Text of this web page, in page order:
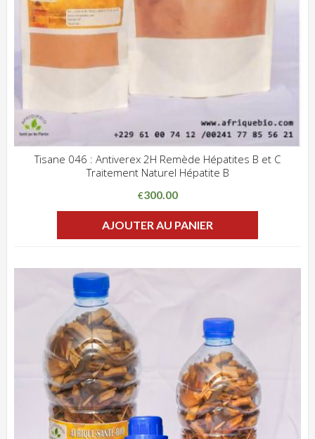
CLIQUEZ POUR VOIR
ADD WISHLIST
Tisane 046 : Antiverex 2H Remède Hépatites B et C
Traitement Naturel Hépatite B
€300.00
AJOUTER AU PANIER